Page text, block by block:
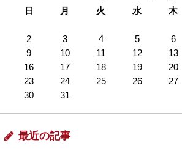
日
月 火 水 木
2
3 4 5 6
9
10 11 12 13
16
17 18 19 20
23
24 25 26 27
30
31
最近の記事